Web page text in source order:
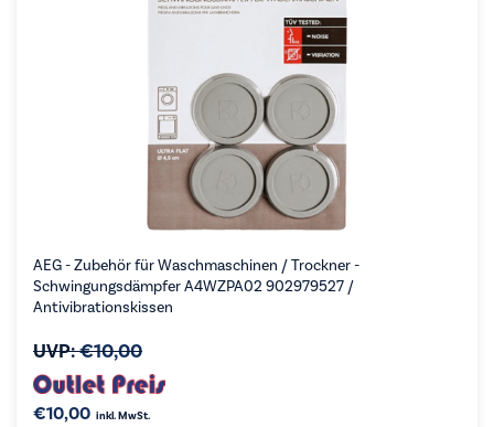
AEG - Zubehör für Waschmaschinen / Trockner -
Schwingungsdämpfer A4WZPA02 902979527 /
Antivibrationskissen
UVP:€10,00
€10,00 inkl. MwSt.